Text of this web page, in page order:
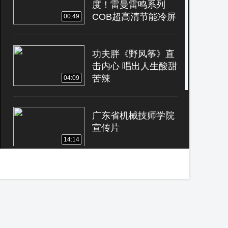
00:49
度！雷曼雷鸣系列
COB超高清节能冷屏
04:09
功夫胖《野风筝》直
击内心 唱出人生酸甜
苦辣
14:14
广东省机械技师学院
宣传片
双龙威义工协会打